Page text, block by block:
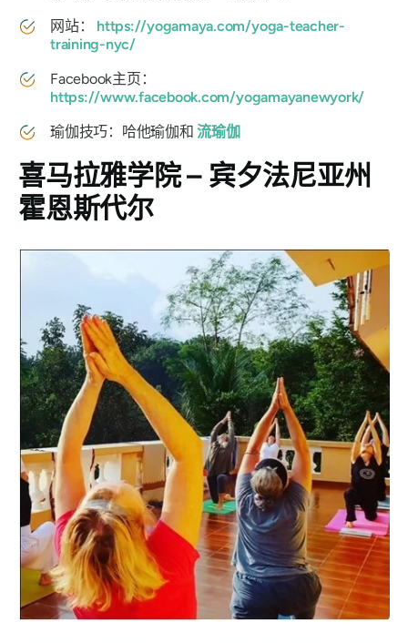
网站： https://yogamaya.com/yoga-teacher-
training-nyc/
Facebook主页：
https://www.facebook.com/yogamayanewyork/
瑜伽技巧：哈他瑜伽和流瑜伽
喜马拉雅学院 – 宾夕法尼亚州
霍恩斯代尔